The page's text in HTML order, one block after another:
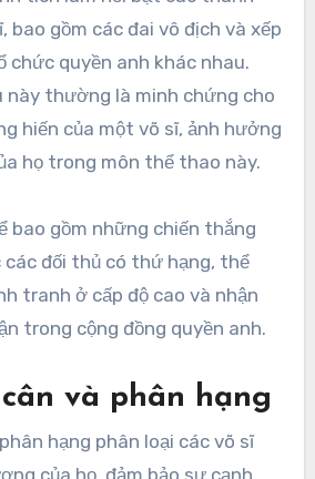
bao gồm các đai vô địch và xếp
chức quyền anh khác nhau.
thường là minh chứng cho
hiến của một võ sĩ, ảnh hưởng
họ trong môn thể thao này.
bao gồm những chiến thắng
đối thủ có thứ hạng, thể
tranh ở cấp độ cao và nhận
trong cộng đồng quyền anh.
và phân hạng
hạng phân loại các võ sĩ